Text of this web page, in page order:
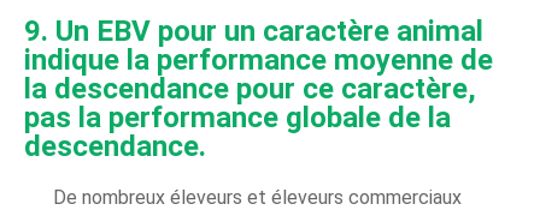
9. Un EBV pour un caractère animal
indique la performance moyenne de
la descendance pour ce caractère,
pas la performance globale de la
descendance.
De nombreux éleveurs et éleveurs commerciaux